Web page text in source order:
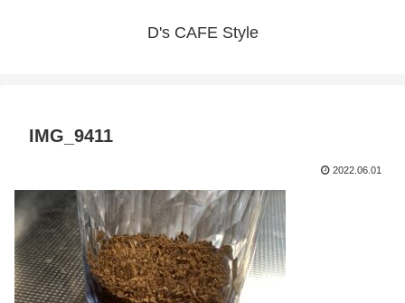
D's CAFE Style
IMG_9411
2022.06.01